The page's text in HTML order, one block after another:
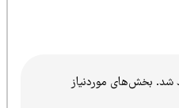
بخش‌های موردنیاز